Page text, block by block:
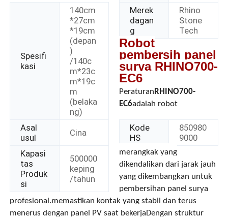
Rumah
Produk
Video
Spesifi
kasi
140cm
*27cm
*19cm
(depan
)
/140c
m*23c
m*19c
m
(belaka
ng)
Merek
dagan
g
Rhino
Stone
Tech
Asal
usul
Cina
Kode
HS
850980
9000
Kapasi
tas
Produk
si
500000
keping
/tahun
Robot
pembersih panel
surya RHINO700-
EC6
Peraturan RHINO700-
EC6adalah robot
merangkak yang
dikendalikan dari jarak jauh
yang dikembangkan untuk
pembersihan panel surya
profesional.memastikan kontak yang stabil dan terus
menerus dengan panel PV saat bekerjaDengan struktur